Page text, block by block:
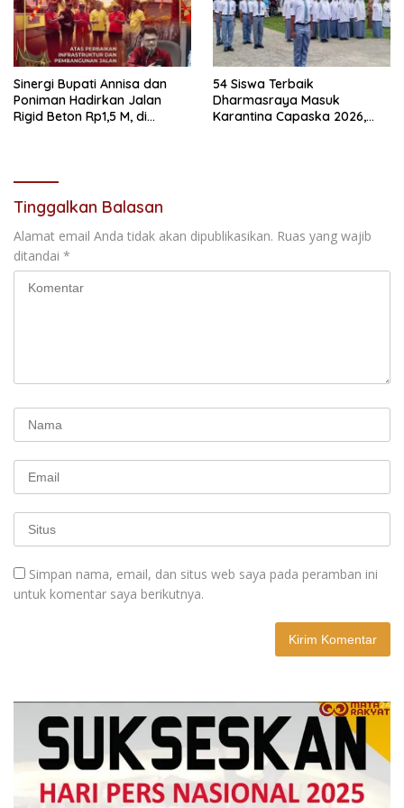
Sinergi Bupati Annisa dan
Poniman Hadirkan Jalan
Rigid Beton Rp1,5 M, di
54 Siswa Terbaik
Dharmasraya Masuk
Karantina Capaska 2026,
Tinggalkan Balasan
Alamat email Anda tidak akan dipublikasikan. Ruas yang wajib
ditandai *
Simpan nama, email, dan situs web saya pada peramban ini
untuk komentar saya berikutnya.